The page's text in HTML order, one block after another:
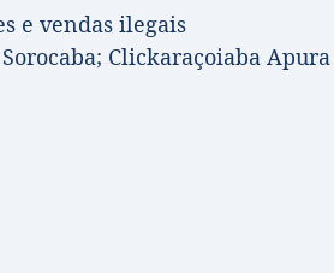
e vendas ilegais
Clickaraçoiaba